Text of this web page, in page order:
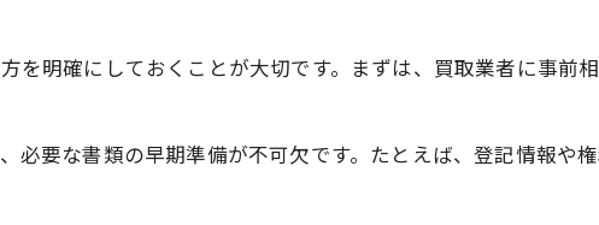
現金化成功のために知っておきたい注意事項
現金化を確実にするための不動産売却ポイント
市で不動産を短期間で現金化するコツ
を明確にしておくことが大切です。まずは、買取業者に事前
必要な書類の早期準備が不可欠です。たとえば、登記情報や